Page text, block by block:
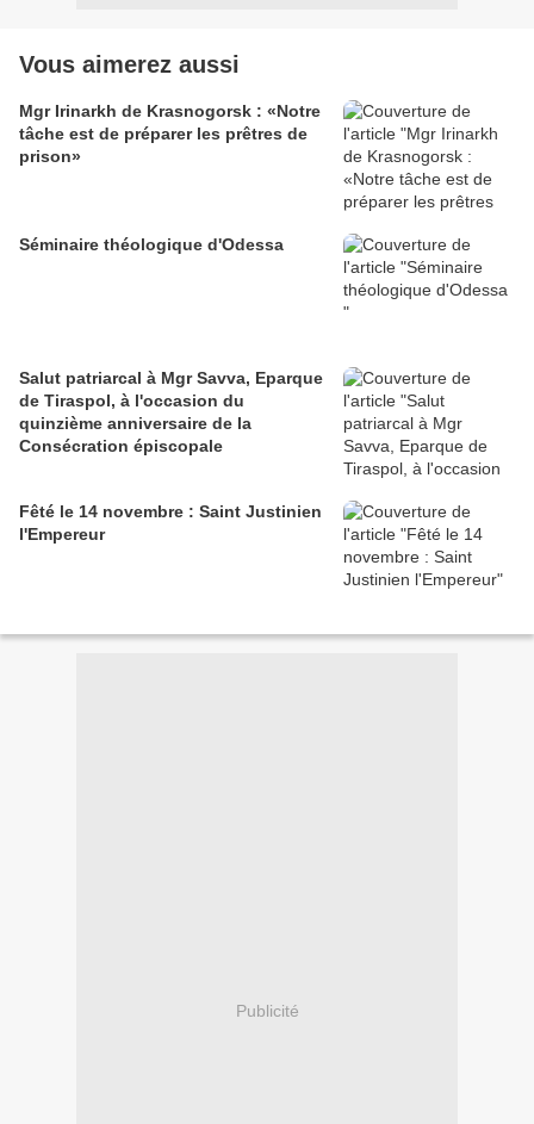
Vous aimerez aussi
Mgr Irinarkh de Krasnogorsk : «Notre
tâche est de préparer les prêtres de
prison»
Séminaire théologique d'Odessa
Salut patriarcal à Mgr Savva, Eparque
de Tiraspol, à l'occasion du
quinzième anniversaire de la
Consécration épiscopale
Fêté le 14 novembre : Saint Justinien
l'Empereur
Publicité